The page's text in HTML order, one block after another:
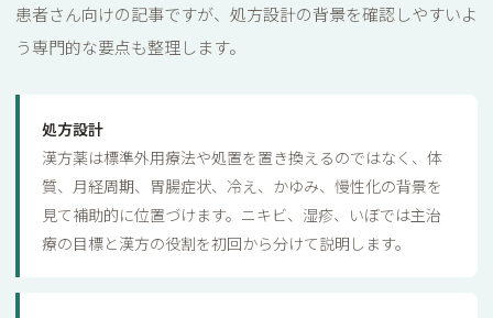
患者さん向けの記事ですが、処方設計の背景を確認しやすいよ
う専門的な要点も整理します。
処方設計
漢方薬は標準外用療法や処置を置き換えるのではなく、体
質、月経周期、胃腸症状、冷え、かゆみ、慢性化の背景を
見て補助的に位置づけます。ニキビ、湿疹、いぼでは主治
療の目標と漢方の役割を初回から分けて説明します。